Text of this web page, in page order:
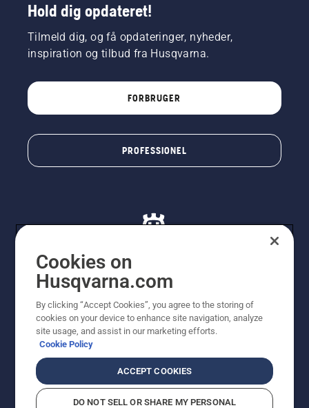
Hold dig opdateret!
Tilmeld dig, og få opdateringer, nyheder,
inspiration og tilbud fra Husqvarna.
FORBRUGER
PROFESSIONEL
viste priser er vejledende udsalgspriser. Der tages
forbehold for stave- og trykfejl samt prisændringer. Vi
stræber efter at have så nøjagtige oplysningerne på
dette websted som muligt. Alle anførte priser er
vejledende udsalgspriser (inkl. moms), medmindre
CookiepolitikAnvendelsesvilkår
Bekendtgørelse vedr. beskyttelse af personlige oplysninger
Cookies on
Husqvarna.com
By clicking “Accept Cookies”, you agree to the storing of
cookies on your device to enhance site navigation, analyze
site usage, and assist in our marketing efforts.
Cookie Policy
ACCEPT COOKIES
DO NOT SELL OR SHARE MY PERSONAL